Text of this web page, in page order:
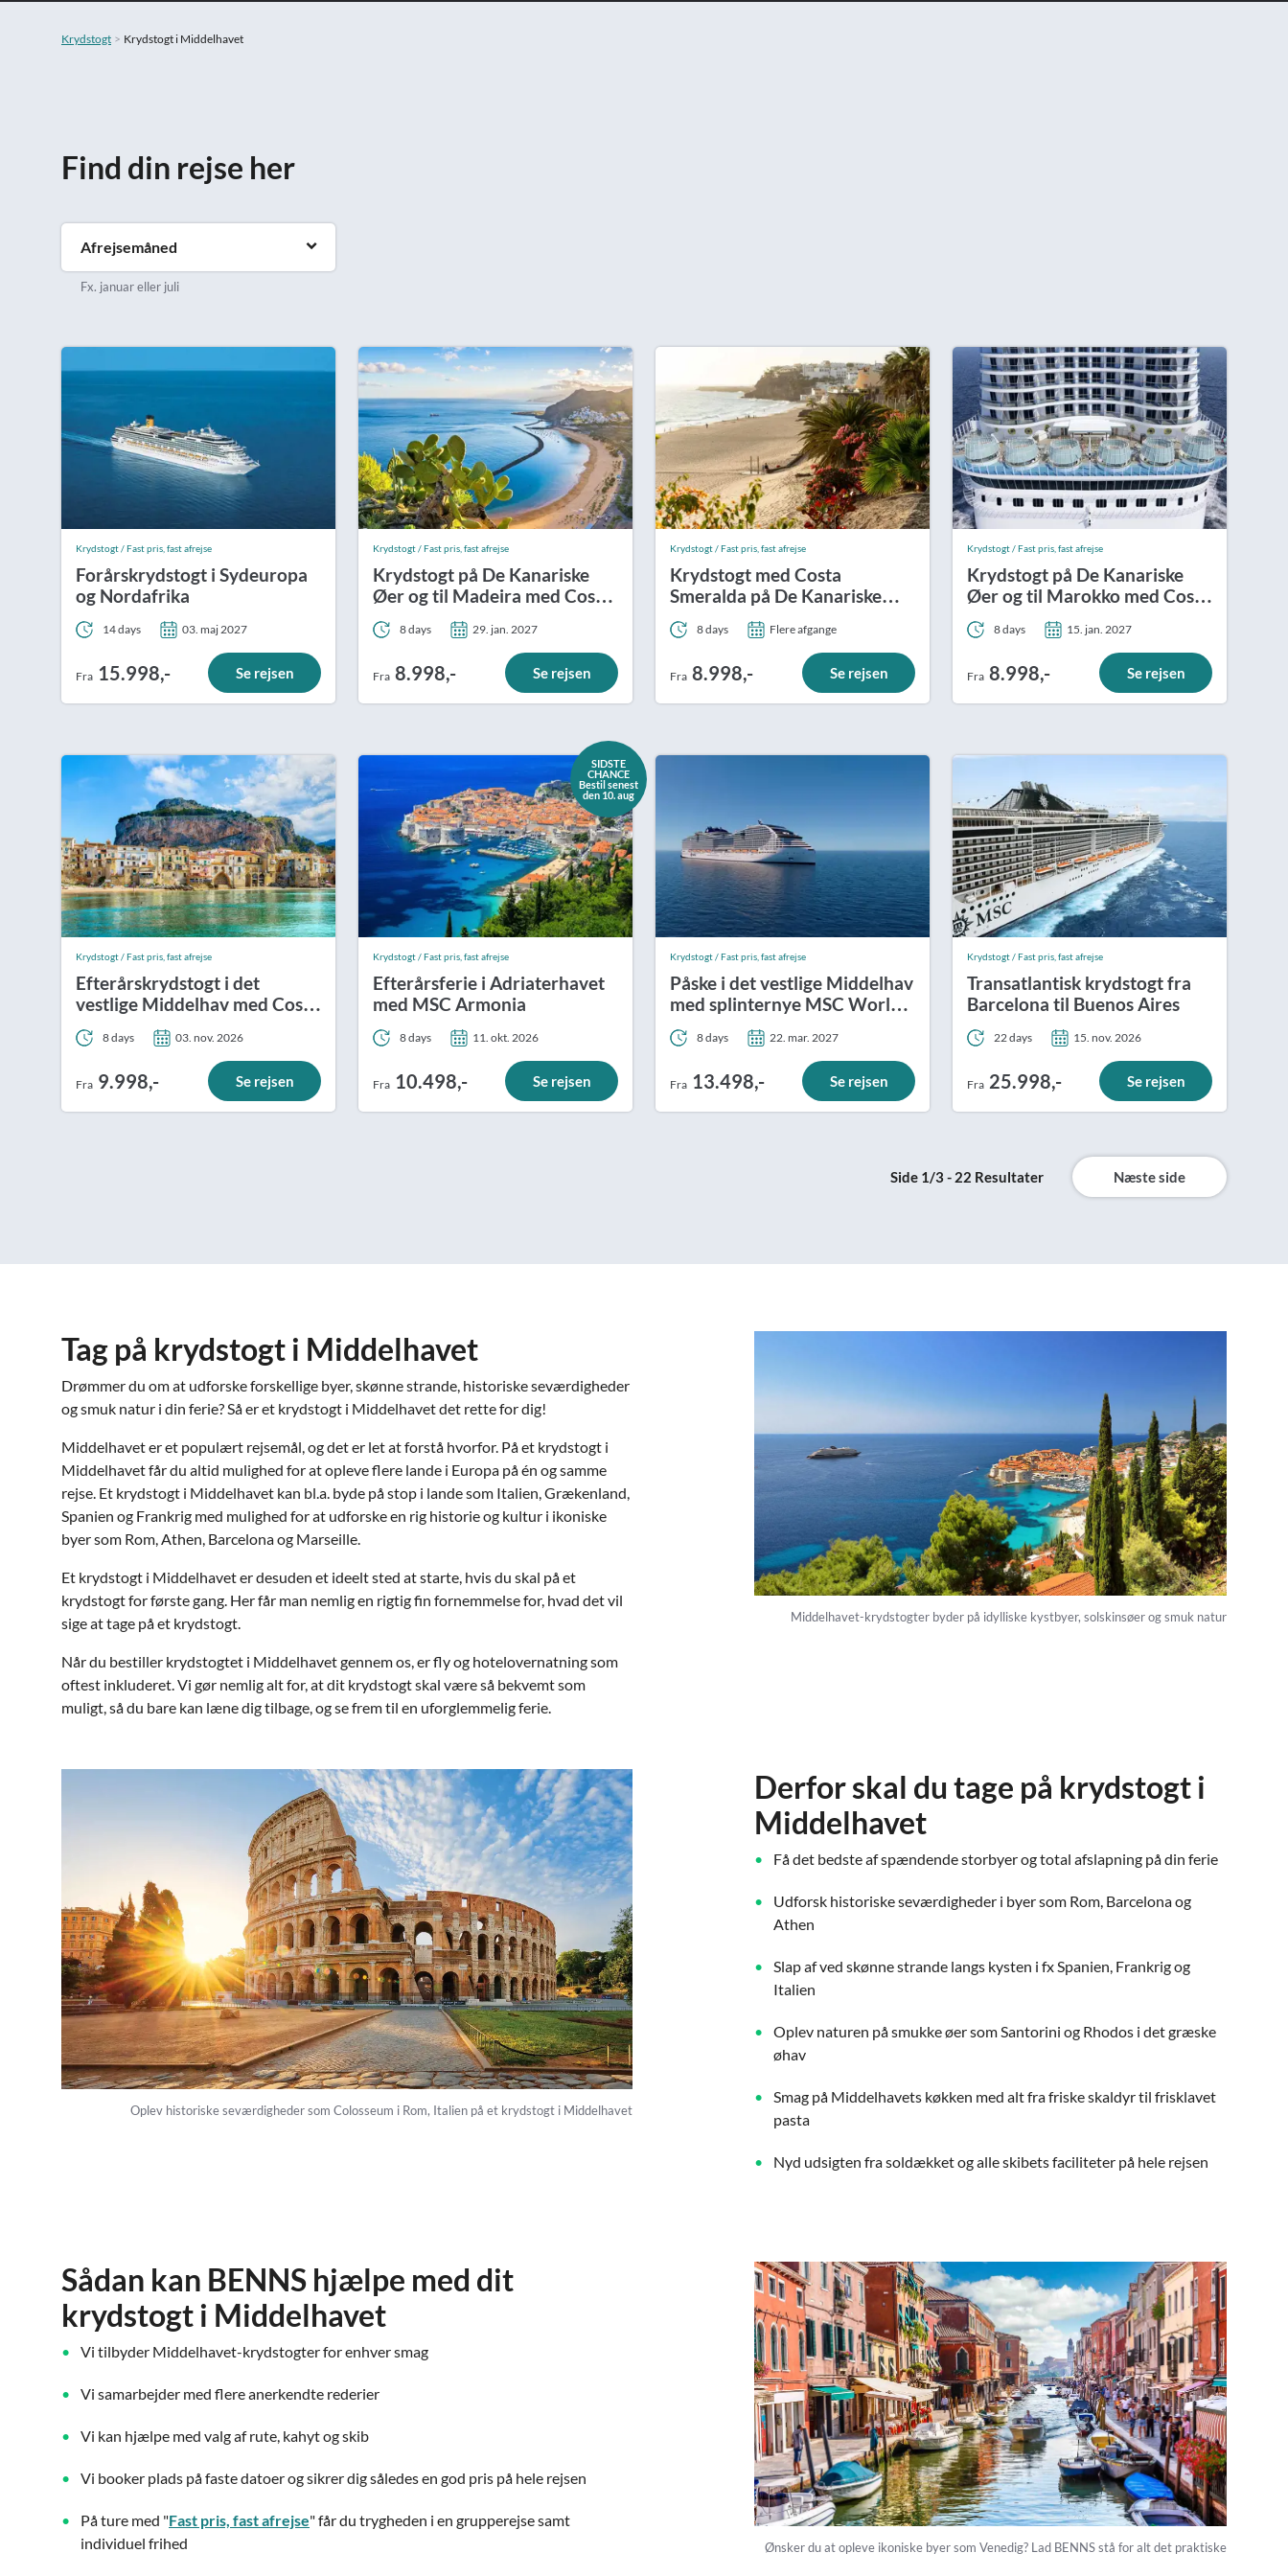
Krydstogt Krydstogt i Middelhavet
Find din rejse her
Afrejsemåned
Fx. januar eller juli
Krydstogt / Fast pris, fast afrejse
Forårskrydstogt i Sydeuropa
og Nordafrika
14 days 03. maj 2027
Fra 15.998,- Se rejsen
Krydstogt / Fast pris, fast afrejse
Krydstogt på De Kanariske
Øer og til Madeira med Costa
Smeralda
8 days 29. jan. 2027
Fra 8.998,- Se rejsen
Krydstogt / Fast pris, fast afrejse
Krydstogt med Costa
Smeralda på De Kanariske
Øer og Madeira
8 days Flere afgange
Fra 8.998,- Se rejsen
Krydstogt / Fast pris, fast afrejse
Krydstogt på De Kanariske
Øer og til Marokko med Costa
Smeralda
8 days 15. jan. 2027
Fra 8.998,- Se rejsen
Krydstogt / Fast pris, fast afrejse
Efterårskrydstogt i det
vestlige Middelhav med Costa
Pacifica
8 days 03. nov. 2026
Fra 9.998,- Se rejsen
SIDSTE
CHANCE
Bestil senest
den 10. aug
Krydstogt / Fast pris, fast afrejse
Efterårsferie i Adriaterhavet
med MSC Armonia
8 days 11. okt. 2026
Fra 10.498,- Se rejsen
Krydstogt / Fast pris, fast afrejse
Påske i det vestlige Middelhav
med splinternye MSC World
Asia
8 days 22. mar. 2027
Fra 13.498,- Se rejsen
Krydstogt / Fast pris, fast afrejse
Transatlantisk krydstogt fra
Barcelona til Buenos Aires
22 days 15. nov. 2026
Fra 25.998,- Se rejsen
Side 1/3 - 22 Resultater Næste side
Tag på krydstogt i Middelhavet
Drømmer du om at udforske forskellige byer, skønne strande, historiske seværdigheder
og smuk natur i din ferie? Så er et krydstogt i Middelhavet det rette for dig!
Middelhavet er et populært rejsemål, og det er let at forstå hvorfor. På et krydstogt i
Middelhavet får du altid mulighed for at opleve flere lande i Europa på én og samme
rejse. Et krydstogt i Middelhavet kan bl.a. byde på stop i lande som Italien, Grækenland,
Spanien og Frankrig med mulighed for at udforske en rig historie og kultur i ikoniske
byer som Rom, Athen, Barcelona og ​​Marseille.
Et krydstogt i Middelhavet er desuden et ideelt sted at starte, hvis du skal på et
krydstogt for første gang. Her får man nemlig en rigtig fin fornemmelse for, hvad det vil
sige at tage på et krydstogt.
Når du bestiller krydstogtet i Middelhavet gennem os, er fly og hotelovernatning som
oftest inkluderet. Vi gør nemlig alt for, at dit krydstogt skal være så bekvemt som
muligt, så du bare kan læne dig tilbage, og se frem til en uforglemmelig ferie.
Middelhavet-krydstogter byder på idylliske kystbyer, solskinsøer og smuk natur
Oplev historiske seværdigheder som Colosseum i Rom, Italien på et krydstogt i Middelhavet
Derfor skal du tage på krydstogt i
Middelhavet
Få det bedste af spændende storbyer og total afslapning på din ferie
Udforsk historiske seværdigheder i byer som Rom, Barcelona og
Athen
Slap af ved skønne strande langs kysten i fx Spanien, Frankrig og
Italien
Oplev naturen på smukke øer som Santorini og Rhodos i det græske
øhav
Smag på Middelhavets køkken med alt fra friske skaldyr til frisklavet
pasta
Nyd udsigten fra soldækket og alle skibets faciliteter på hele rejsen
Sådan kan BENNS hjælpe med dit
krydstogt i Middelhavet
Vi tilbyder Middelhavet-krydstogter for enhver smag
Vi samarbejder med flere anerkendte rederier
Vi kan hjælpe med valg af rute, kahyt og skib
Vi booker plads på faste datoer og sikrer dig således en god pris på hele rejsen
På ture med "Fast pris, fast afrejse" får du trygheden i en grupperejse samt
individuel frihed
Ønsker du at opleve ikoniske byer som Venedig? Lad BENNS stå for alt det praktiske